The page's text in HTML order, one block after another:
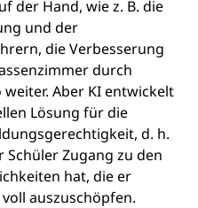
der Hand, wie z. B. die
und der
die Verbesserung
durch
Aber KI entwickelt
Lösung für die
d. h.
Zugang zu den
hat, die er
auszuschöpfen.